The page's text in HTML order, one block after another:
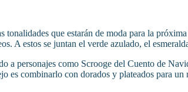
tonalidades que estarán de moda para la
A estos se juntan el verde azulado, el
a personajes como Scrooge del Cuento de
es combinarlo con dorados y plateados para un